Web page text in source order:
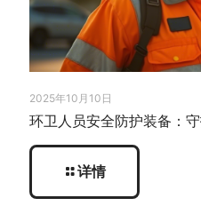
2025年10月10日
环卫人员安全防护装备：
详情